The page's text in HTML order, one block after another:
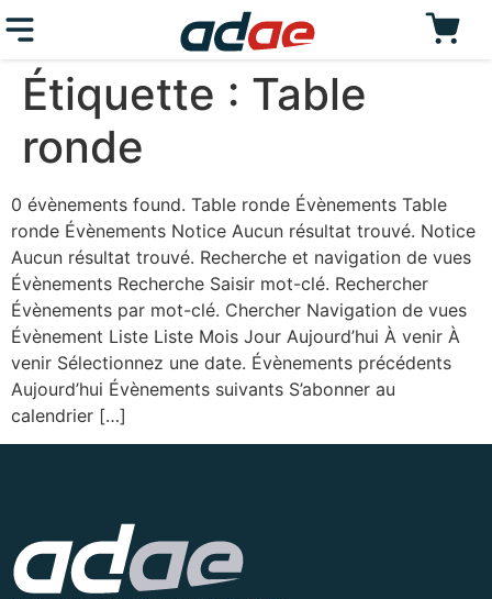
Étiquette : Table
ronde
0 évènements found. Table ronde Évènements Table
ronde Évènements Notice Aucun résultat trouvé. Notice
Aucun résultat trouvé. Recherche et navigation de vues
Évènements Recherche Saisir mot-clé. Rechercher
Évènements par mot-clé. Chercher Navigation de vues
Évènement Liste Liste Mois Jour Aujourd’hui À venir À
venir Sélectionnez une date. Évènements précédents
Aujourd’hui Évènements suivants S’abonner au
calendrier […]